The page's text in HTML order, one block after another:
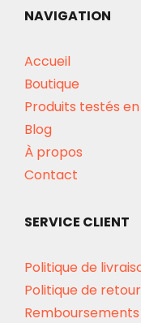
NAVIGATION
Accueil
Boutique
Produits testés
Blog
À propos
Contact
SERVICE CLIENT
Politique de
Politique de retour